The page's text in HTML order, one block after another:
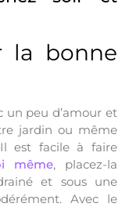
la bonne
un peu d’amour et
jardin ou même
est facile à faire
même, placez-la
et sous une
Avec le